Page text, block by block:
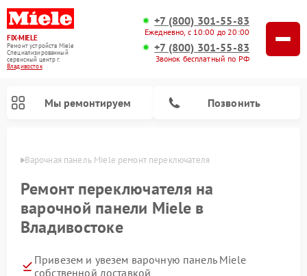
FIX-MIELE
Ремонт устройств Miele
Специализированный
cервисный центр г.
Владивосток
+7 (800) 301-55-83
Ежедневно, с 10:00 до 20:00
+7 (800) 301-55-83
Звонок бесплатный по РФ
Мы ремонтируем Позвонить
Варочная панель Miele ремонт переключателя
Ремонт переключателя на
варочной панели Miele в
Владивостоке
Привезем и увезем варочную панель Miele
собственной доставкой